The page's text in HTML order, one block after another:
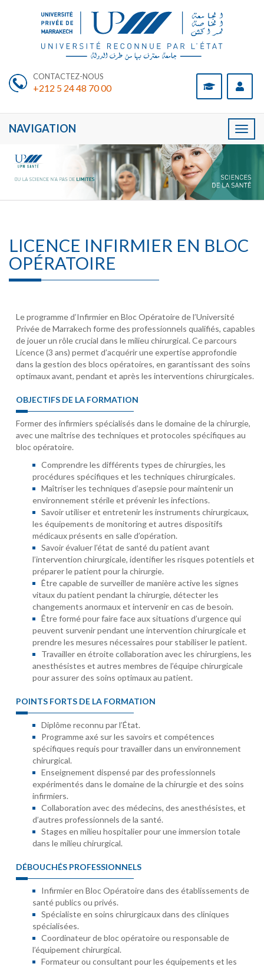
CONTACTEZ-NOUS
+212 5 24 48 70 00
NAVIGATION
LICENCE INFIRMIER EN BLOC
OPÉRATOIRE
Le programme d’Infirmier en Bloc Opératoire de l’Université
Privée de Marrakech forme des professionnels qualifiés, capables
de jouer un rôle crucial dans le milieu chirurgical. Ce parcours
Licence (3 ans) permet d’acquérir une expertise approfondie
dans la gestion des blocs opératoires, en garantissant des soins
optimaux avant, pendant et après les interventions chirurgicales.
OBJECTIFS DE LA FORMATION
Former des infirmiers spécialisés dans le domaine de la chirurgie,
avec une maîtrise des techniques et protocoles spécifiques au
bloc opératoire.
Comprendre les différents types de chirurgies, les
procédures spécifiques et les techniques chirurgicales.
Maîtriser les techniques d’asepsie pour maintenir un
environnement stérile et prévenir les infections.
Savoir utiliser et entretenir les instruments chirurgicaux,
les équipements de monitoring et autres dispositifs
médicaux présents en salle d’opération.
Savoir évaluer l’état de santé du patient avant
l’intervention chirurgicale, identifier les risques potentiels et
préparer le patient pour la chirurgie.
Être capable de surveiller de manière active les signes
vitaux du patient pendant la chirurgie, détecter les
changements anormaux et intervenir en cas de besoin.
Être formé pour faire face aux situations d’urgence qui
peuvent survenir pendant une intervention chirurgicale et
prendre les mesures nécessaires pour stabiliser le patient.
Travailler en étroite collaboration avec les chirurgiens, les
anesthésistes et autres membres de l’équipe chirurgicale
pour assurer des soins optimaux au patient.
POINTS FORTS DE LA FORMATION
Diplôme reconnu par l’État.
Programme axé sur les savoirs et compétences
spécifiques requis pour travailler dans un environnement
chirurgical.
Enseignement dispensé par des professionnels
expérimentés dans le domaine de la chirurgie et des soins
infirmiers.
Collaboration avec des médecins, des anesthésistes, et
d’autres professionnels de la santé.
Stages en milieu hospitalier pour une immersion totale
dans le milieu chirurgical.
DÉBOUCHÉS PROFESSIONNELS
Infirmier en Bloc Opératoire dans des établissements de
santé publics ou privés.
Spécialiste en soins chirurgicaux dans des cliniques
spécialisées.
Coordinateur de bloc opératoire ou responsable de
l’équipement chirurgical.
Formateur ou consultant pour les équipements et les